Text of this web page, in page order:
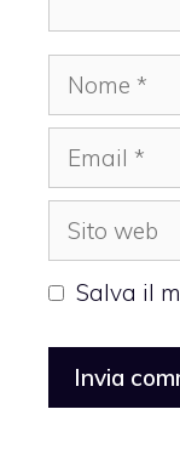
Nome
Email
Sito
web
Salva il